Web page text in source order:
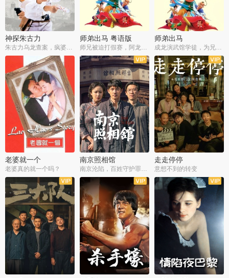
神探朱古力
朱古力乌龙查案，疯婆子神助攻
师弟出马 粤语版
师兄被迫打假赛，阿龙追查斗黑帮
师弟出马
成龙演武馆学徒，为兄搏命战黑道
老婆就一个
老婆真的就一个吗？
南京照相馆
南京沦陷，百姓守护罪证底片
走走停停
意想不到的转变